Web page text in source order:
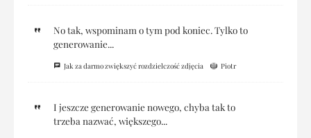
No tak, wspominam o tym pod koniec. Tylko to
generowanie...
Jak za darmo zwiększyć rozdzielczość zdjęcia Piotr
I jeszcze generowanie nowego, chyba tak to
trzeba nazwać, większego...